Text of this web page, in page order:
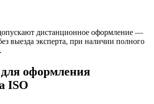
дистанционное оформление —
выезда эксперта, при наличии полного
оформления
ISO